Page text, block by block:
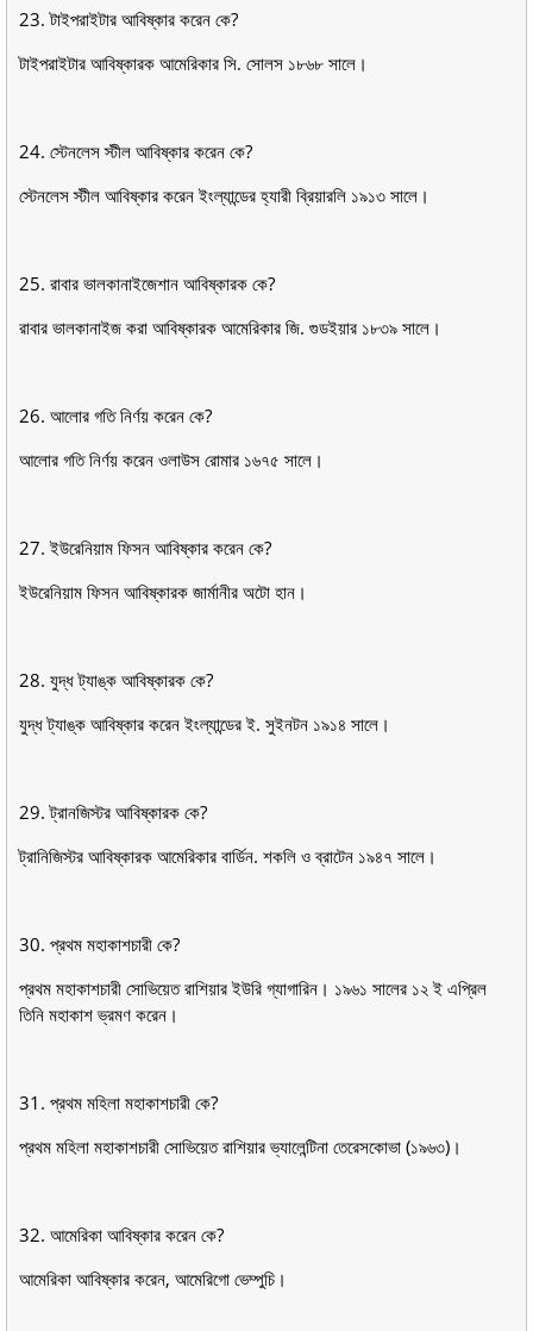
23. টাইপরাইটার আবিষ্কার করেন কে?
টাইপরাইটার আবিষ্কারক আমেরিকার সি. সােলস ১৮৬৮ সালে।
24. স্টেনলেস স্টীল আবিষ্কার করেন কে?
স্টেনলেস স্টীল আবিষ্কার করেন ইংল্যান্ডের হ্যারী ব্রিয়ারলি ১৯১৩ সালে।
25. রাবার ভালকানাইজেশান আবিষ্কারক কে?
রাবার ভালকানাইজ করা আবিষ্কারক আমেরিকার জি. গুডইয়ার ১৮৩৯ সালে।
26. আলাের গতি নির্ণয় করেন কে?
আলাের গতি নির্ণয় করেন ওলাউস রােমার ১৬৭৫ সালে।
27. ইউরেনিয়াম ফিসন আবিষ্কার করেন কে?
ইউরেনিয়াম ফিসন আবিষ্কারক জার্মানীর অটো হান।
28. যুদ্ধ ট্যাঙ্ক আবিষ্কারক কে?
যুদ্ধ ট্যাঙ্ক আবিষ্কার করেন ইংল্যান্ডের ই. সুইনটন ১৯১৪ সালে।
29. ট্রানজিস্টর আবিষ্কারক কে?
ট্রানিজিস্টর আবিষ্কারক আমেরিকার বার্ডিন. শকলি ও ব্রাটেন ১৯৪৭ সালে।
30. প্রথম মহাকাশচারী কে?
প্রথম মহাকাশচারী সােভিয়েত রাশিয়ার ইউরি গ্যাগারিন। ১৯৬১ সালের ১২ ই এপ্রিল
তিনি মহাকাশ ভ্রমণ করেন।
31. প্রথম মহিলা মহাকাশচারী কে?
প্রথম মহিলা মহাকাশচারী সােভিয়েত রাশিয়ার ভ্যালেন্টিনা তেরেসকোভা (১৯৬৩)।
32. আমেরিকা আবিষ্কার করেন কে?
আমেরিকা আবিষ্কার করেন, আমেরিগাে ভেম্পুচি।